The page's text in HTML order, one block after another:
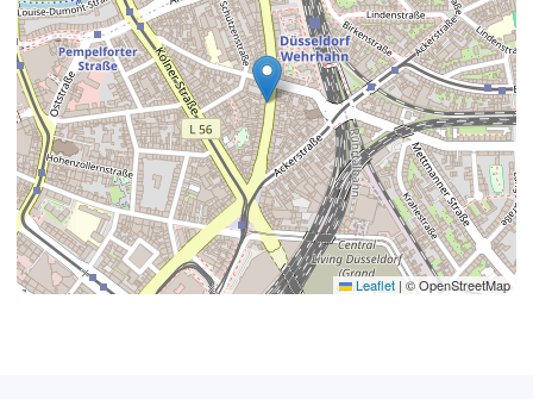
Leaflet | © OpenStreetMap